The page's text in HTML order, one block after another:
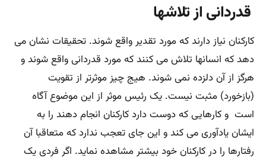
قدردانی از تلاشها
کارکنان نیاز دارند که مورد تقدیر واقع شوند. تحقیقات نشان می
دهد که انسانها تلاش می کنند که مورد قدردانی واقع شوند و
هرگز از آن دلزده نمی شوند. هیج چیز موثرتر از تقویت
(بازخورد) مثبت نیست. یک رئیس موثر از این موضوع آگاه
است و کارهایی که دوست دارد کارکنان انجام دهند را به
ایشان یادآوری می کند و این جای تعجب ندارد که متعاقبا آن
رفتارها را در کارکنان خود بیشتر مشاهده نماید. اگر فردی یک